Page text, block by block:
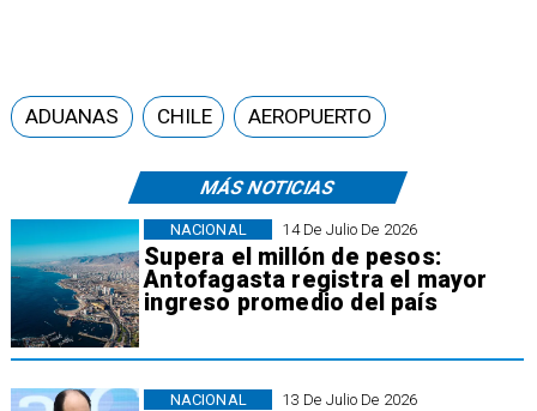
MÁS NOTICIAS
14 De Julio De 2026
Supera el millón de pesos:
Antofagasta registra el mayor
ingreso promedio del país
NACIONAL
13 De Julio De 2026
NACIONAL
ADUANAS CHILE AEROPUERTO